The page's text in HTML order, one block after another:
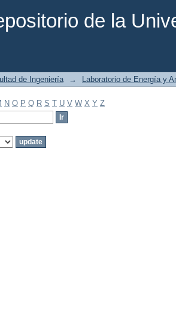
de la
de Ingeniería → Laboratorio de Energía y
N O P Q R S T U V W X Y Z